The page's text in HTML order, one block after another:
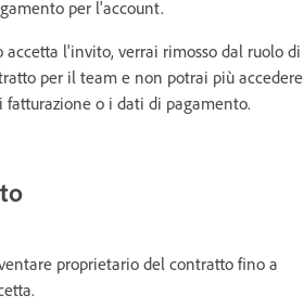
per l'account.
l'invito, verrai rimosso dal ruolo di
per il team e non potrai più accedere
o i dati di pagamento.
proprietario del contratto fino a